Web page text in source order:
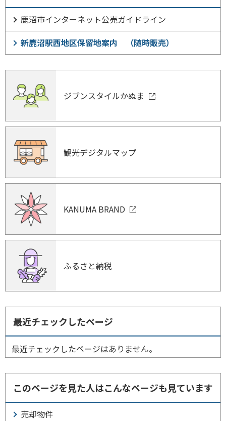
鹿沼市インターネット公売ガイドライン
新鹿沼駅西地区保留地案内 （随時販売）
ジブンスタイルかぬま
観光デジタルマップ
KANUMA BRAND
ふるさと納税
最近チェックしたページ
最近チェックしたページはありません。
このページを見た人はこんなページも見ています
売却物件